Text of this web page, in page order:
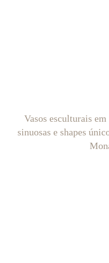
Vasos esculturais
sinuosas e shapes